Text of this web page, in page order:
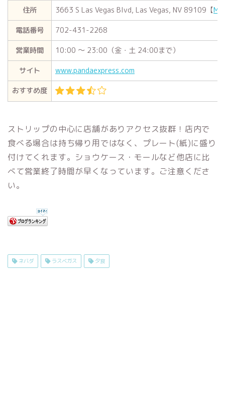
住所 3663 S Las Vegas Blvd, Las Vegas, NV 89109【
電話番号
702-431-2268
営業時間
10:00 〜 23:00（金・土 24:00まで）
サイト
www.pandaexpress.com
おすすめ度
ストリップの中心に店舗がありアクセス抜群！店内で
食べる場合は持ち帰り用ではなく、プレート(紙)に盛り
付けてくれます。ショウケース・モールなど他店に比
べて営業終了時間が早くなっています。ご注意くださ
い。
ネバダ ラスベガス 夕食